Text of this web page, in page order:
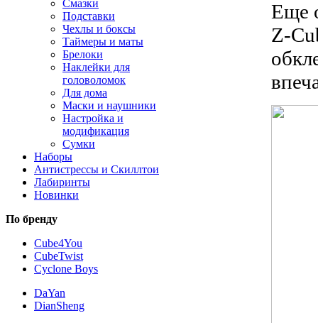
Смазки
Подставки
Чехлы и боксы
Таймеры и маты
Брелоки
Наклейки для
головоломок
Для дома
Маски и наушники
Настройка и
модификация
Сумки
Наборы
Антистрессы и Скиллтои
Лабиринты
Новинки
По бренду
Cube4You
CubeTwist
Cyclone Boys
DaYan
DianSheng
Еще
Z-